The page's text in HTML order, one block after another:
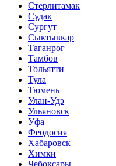
Стерлитамак
Судак
Сургут
Сыктывкар
Таганрог
Тамбов
Тольятти
Тула
Тюмень
Улан-Удэ
Ульяновск
Уфа
Феодосия
Хабаровск
Химки
Чебоксары